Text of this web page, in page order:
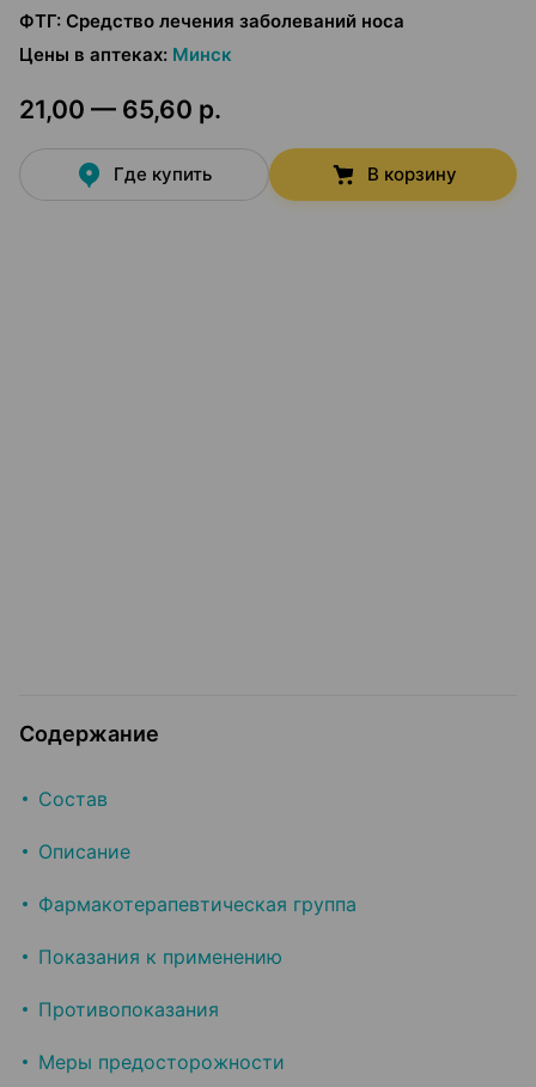
ФТГ: Средство лечения заболеваний носа
Цены в аптеках: Минск
21,00 — 65,60 р.
Где купить В корзину
Содержание
Состав
Описание
Фармакотерапевтическая группа
Показания к применению
Противопоказания
Меры предосторожности